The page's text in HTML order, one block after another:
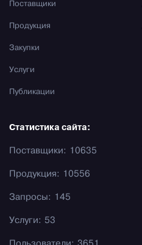
Поставщики
Продукция
Закупки
Услуги
Публикации
Статистика сайта:
Поставщики: 10635
Продукция: 10556
Запросы: 145
Услуги: 53